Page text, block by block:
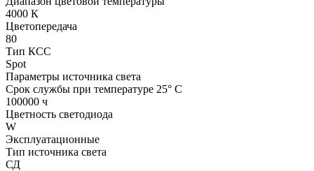
4000 К
Цветопередача
80
Тип КСС
Spot
Параметры источника света
Срок службы при температуре 25° С
100000 ч
Цветность светодиода
W
Эксплуатационные
Тип источника света
СД